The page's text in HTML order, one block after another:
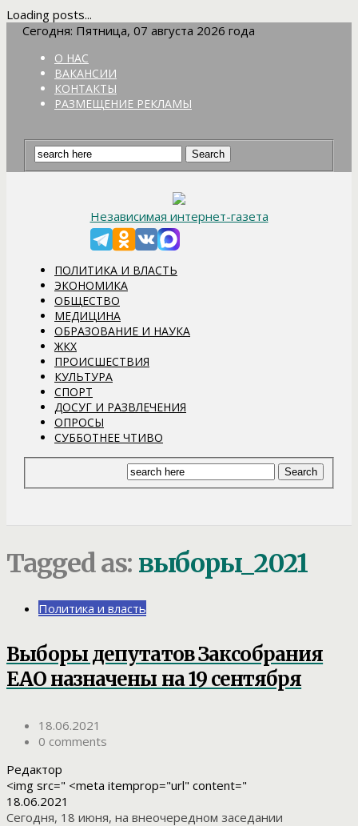
Loading posts...
Сегодня: Пятница, 07 августа 2026 года
О НАС
ВАКАНСИИ
КОНТАКТЫ
РАЗМЕЩЕНИЕ РЕКЛАМЫ
Независимая интернет-газета
ПОЛИТИКА И ВЛАСТЬ
ЭКОНОМИКА
ОБЩЕСТВО
МЕДИЦИНА
ОБРАЗОВАНИЕ И НАУКА
ЖКХ
ПРОИСШЕСТВИЯ
КУЛЬТУРА
СПОРТ
ДОСУГ И РАЗВЛЕЧЕНИЯ
ОПРОСЫ
СУББОТНЕЕ ЧТИВО
Tagged as: выборы_2021
Политика и власть
Выборы депутатов Заксобрания
ЕАО назначены на 19 сентября
18.06.2021
0 comments
Редактор
<img src=" <meta itemprop="url" content="
18.06.2021
Сегодня, 18 июня, на внеочередном заседании